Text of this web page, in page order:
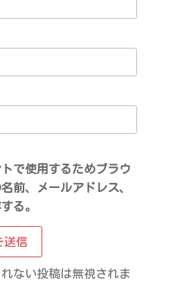
で使用するためブラウ
前、メールアドレス、
る。
ない投稿は無視されま